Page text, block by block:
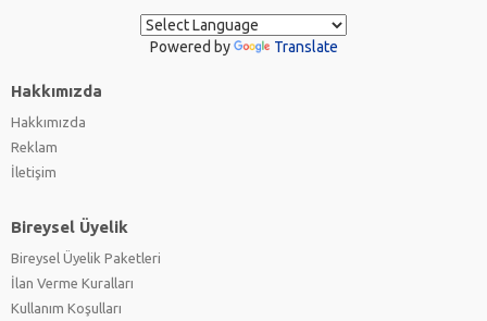
Powered by Translate
Hakkımızda
Hakkımızda
Reklam
İletişim
Bireysel Üyelik
Bireysel Üyelik Paketleri
İlan Verme Kuralları
Kullanım Koşulları